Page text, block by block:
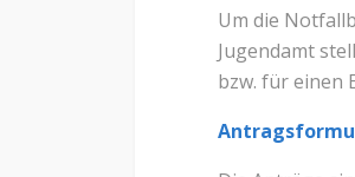
Um die
Jugendamt
bzw. für einen